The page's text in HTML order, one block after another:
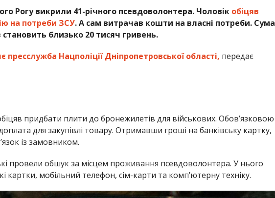
Рогу викрили 41-річного псевдоволонтера. Чоловік обіцяв
на потреби ЗСУ. А сам витрачав кошти на власні потреби. Сума
близько 20 тисяч гривень.
пресслужба Нацполіції Дніпропетровської області, передає
придбати плити до бронежилетів для військових. Обов’язковою
для закупівлі товару. Отримавши гроші на банківську картку,
із замовником.
провели обшук за місцем проживання псевдоволонтера. У нього
картки, мобільний телефон, сім-карти та комп’ютерну техніку.